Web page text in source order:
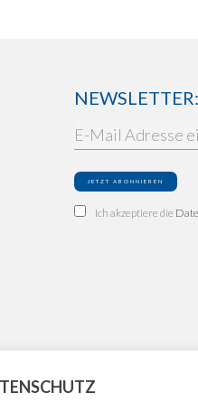
Ich akzeptiere die